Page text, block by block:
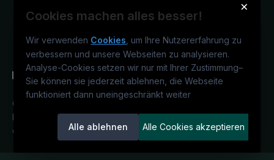
×
Cookies machen alles besser!
Wir verwenden Cookies , um Ihre Nutzererfahrung zu
verbessern und unsere Webseiten zu analysieren.
Analyse-Cookies setzen wir nur mit Ihrer Zustimmung–
Sie können sie jederzeit ablehnen, die Webseite
funktioniert dann uneingeschränkt weiter
Alle ablehnen Alle Cookies akzeptieren
Österreichs medizinisches
Karriereportal.Ein Service der
candidatis GmbH.